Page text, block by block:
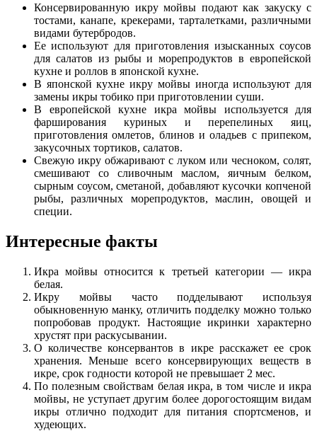
Консервированную икру мойвы подают как закуску с
тостами, канапе, крекерами, тарталетками, различными
видами бутербродов.
Ее используют для приготовления изысканных соусов
для салатов из рыбы и морепродуктов в европейской
кухне и роллов в японской кухне.
В японской кухне икру мойвы иногда используют для
замены икры тобико при приготовлении суши.
В европейской кухне икра мойвы используется для
фарширования куриных и перепелиных яиц,
приготовления омлетов, блинов и оладьев с припеком,
закусочных тортиков, салатов.
Свежую икру обжаривают с луком или чесноком, солят,
смешивают со сливочным маслом, яичным белком,
сырным соусом, сметаной, добавляют кусочки копченой
рыбы, различных морепродуктов, маслин, овощей и
специи.
Интересные факты
Икра мойвы относится к третьей категории — икра
белая.
Икру мойвы часто подделывают используя
обыкновенную манку, отличить подделку можно только
попробовав продукт. Настоящие икринки характерно
хрустят при раскусывании.
О количестве консервантов в икре расскажет ее срок
хранения. Меньше всего консервирующих веществ в
икре, срок годности которой не превышает 2 мес.
По полезным свойствам белая икра, в том числе и икра
мойвы, не уступает другим более дорогостоящим видам
икры отлично подходит для питания спортсменов, и
худеющих.